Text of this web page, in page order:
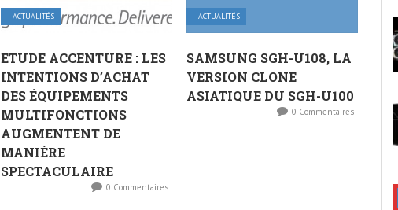
ACTUALITÉS
ETUDE ACCENTURE : LES
INTENTIONS D’ACHAT
DES ÉQUIPEMENTS
MULTIFONCTIONS
AUGMENTENT DE
MANIÈRE
SPECTACULAIRE
0 Commentaires
ACTUALITÉS
SAMSUNG SGH-U108, LA
VERSION CLONE
ASIATIQUE DU SGH-U100
0 Commentaires